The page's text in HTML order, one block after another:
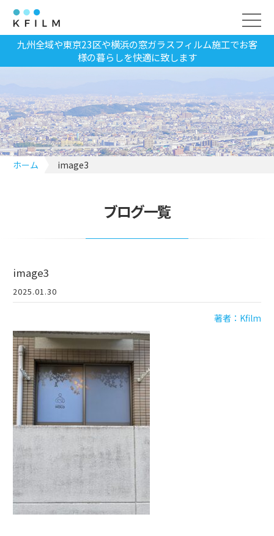
九州全域や東京23区や横浜の窓ガラスフィルム施工でお客
様の暮らしを快適に致します
ホーム image3
ブログ一覧
image3
2025.01.30
著者：Kfilm